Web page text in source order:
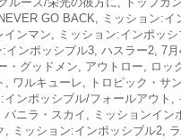
GO BACK, ミッション:イ
インマン, ミッション:インポッ
:インポッシブル3, ハスラー2, 7
・グッドメン, アウトロー, ロッ
, ワルキューレ, トロピック・サ
インポッシブル/フォールアウト ,
バニラ・スカイ , ミッションイン
, ミッション:インポッシブル2,